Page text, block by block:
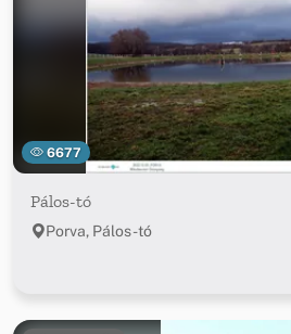
6677
Pálos-tó
Porva, Pálos-tó